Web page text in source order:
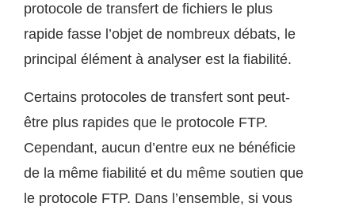
protocole de transfert de fichiers le plus
rapide fasse l’objet de nombreux débats, le
principal élément à analyser est la fiabilité.
Certains protocoles de transfert sont peut-
être plus rapides que le protocole FTP.
Cependant, aucun d’entre eux ne bénéficie
de la même fiabilité et du même soutien que
le protocole FTP. Dans l’ensemble, si vous